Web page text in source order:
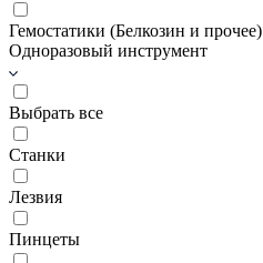
Гемостатики (Белкозин и прочее)
Одноразовый инструмент
Выбрать все
Станки
Лезвия
Пинцеты